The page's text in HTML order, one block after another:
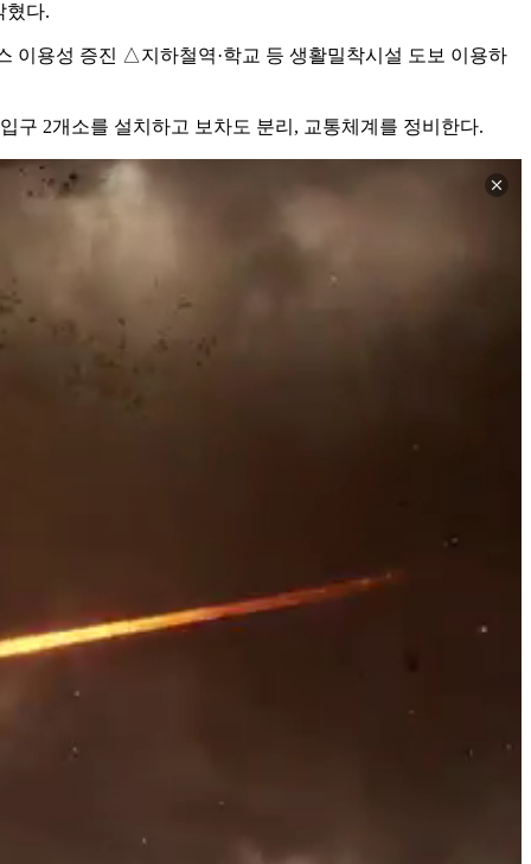
혔다.
이용성 증진 △지하철역·학교 등 생활밀착시설 도보 이용하
구 2개소를 설치하고 보차도 분리, 교통체계를 정비한다.